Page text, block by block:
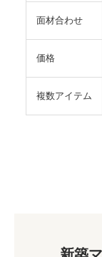
面材合わせ
価格
複数アイテム
新築